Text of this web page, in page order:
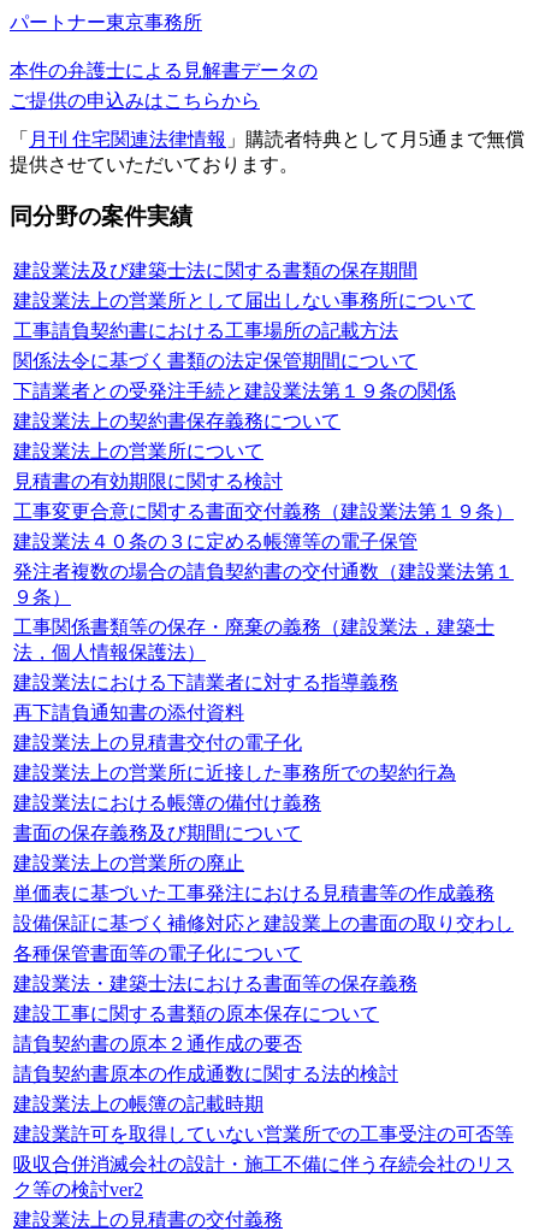
パートナー東京事務所
本件の弁護士による見解書データの
ご提供の申込みはこちらから
「 月刊 住宅関連法律情報 」購読者特典として月5通まで無償
提供させていただいております。
同分野の案件実績
建設業法及び建築士法に関する書類の保存期間
建設業法上の営業所として届出しない事務所について
工事請負契約書における工事場所の記載方法
関係法令に基づく書類の法定保管期間について
下請業者との受発注手続と建設業法第１９条の関係
建設業法上の契約書保存義務について
建設業法上の営業所について
見積書の有効期限に関する検討
工事変更合意に関する書面交付義務（建設業法第１９条）
建設業法４０条の３に定める帳簿等の電子保管
発注者複数の場合の請負契約書の交付通数（建設業法第１
９条）
工事関係書類等の保存・廃棄の義務（建設業法，建築士
法，個人情報保護法）
建設業法における下請業者に対する指導義務
再下請負通知書の添付資料
建設業法上の見積書交付の電子化
建設業法上の営業所に近接した事務所での契約行為
建設業法における帳簿の備付け義務
書面の保存義務及び期間について
建設業法上の営業所の廃止
単価表に基づいた工事発注における見積書等の作成義務
設備保証に基づく補修対応と建設業上の書面の取り交わし
各種保管書面等の電子化について
建設業法・建築士法における書面等の保存義務
建設工事に関する書類の原本保存について
請負契約書の原本２通作成の要否
請負契約書原本の作成通数に関する法的検討
建設業法上の帳簿の記載時期
建設業許可を取得していない営業所での工事受注の可否等
吸収合併消滅会社の設計・施工不備に伴う存続会社のリス
ク等の検討ver2
建設業法上の見積書の交付義務